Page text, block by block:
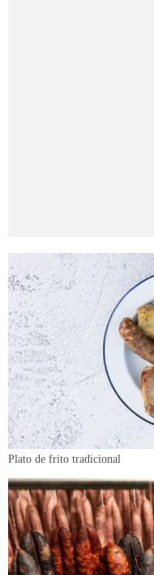
Plato de frito tradicional